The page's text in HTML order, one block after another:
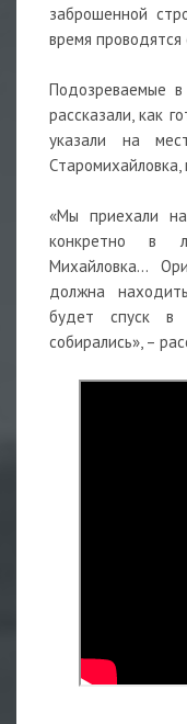
заброшенной
время
Подозреваемые
рассказали, как
указали на
«Мы приехали
конкретно в
Михайловка...
должна
будет спуск
собирались», –